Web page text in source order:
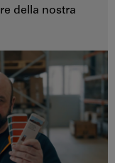
della nostra